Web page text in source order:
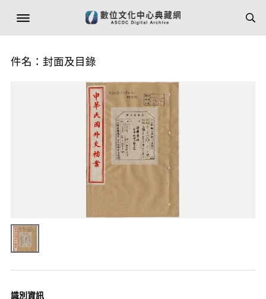
件名：封面及目錄
識別資訊